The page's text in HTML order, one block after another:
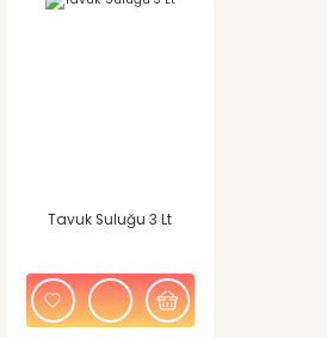
Ürün fiyatı diğer sitelerden daha pahalı.
Bu ürüne benzer farklı alternatifler olmalı.
Tavuk Suluğu 3 Lt